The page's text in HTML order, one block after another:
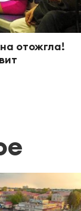
отожгла!